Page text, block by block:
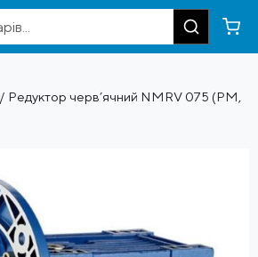
/ Редуктор черв’ячний NMRV 075 (PM,